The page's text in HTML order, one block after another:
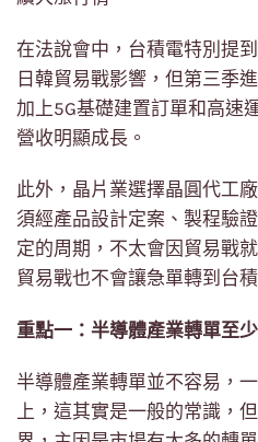
在法說會中，台積電特別提
日韓貿易戰影響，但第三季
加上5G基礎建置訂單和高速
營收明顯成長。
此外，晶片業選擇晶圓代工
須經產品設計定案、製程驗
定的周期，不太會因貿易戰
貿易戰也不會讓急單轉到台積
重點一：半導體產業轉單至
半導體產業轉單並不容易，
上，這其實是一般的常識，